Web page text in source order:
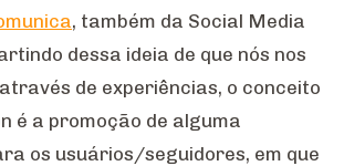
, também da Social Media
dessa ideia de que nós nos
de experiências, o conceito
é a promoção de alguma
os usuários/seguidores, em que